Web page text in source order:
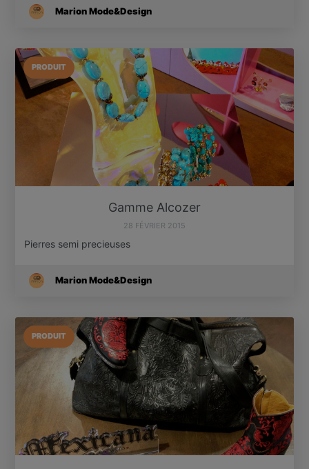
Marion Mode&Design
PRODUIT
Gamme Alcozer
28 FÉVRIER 2015
Pierres semi precieuses
Marion Mode&Design
PRODUIT